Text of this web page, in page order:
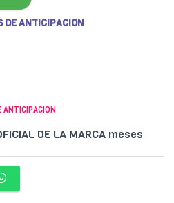
DE ANTICIPACION
ANTICIPACION
DE LA MARCA meses